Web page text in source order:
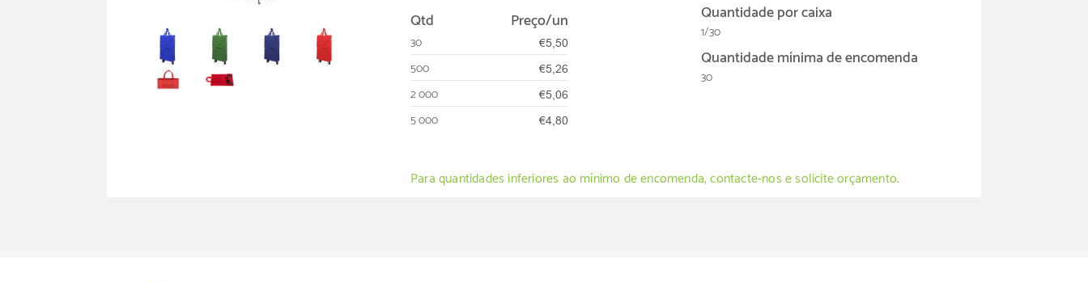
Qtd Preço/un
30 €5,50
500 €5,26
2 000 €5,06
5 000 €4,80
Quantidade por caixa
1/30
Quantidade mínima de encomenda
30
Para quantidades inferiores ao mínimo de encomenda, contacte-nos e solicite orçamento.